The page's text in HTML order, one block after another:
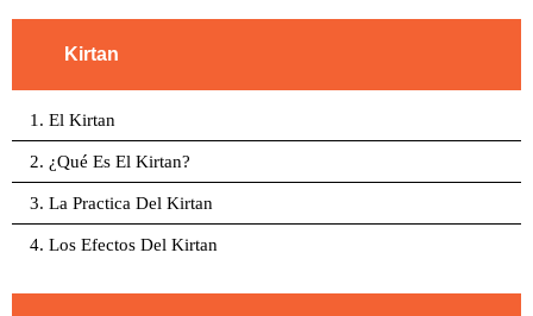
Kirtan
1. El Kirtan
2. ¿Qué Es El Kirtan?
3. La Practica Del Kirtan
4. Los Efectos Del Kirtan